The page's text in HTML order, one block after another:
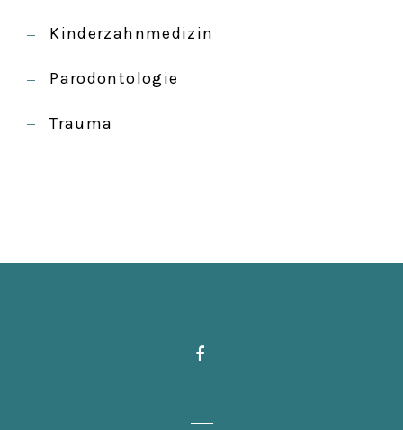
Kinderzahnmedizin
Parodontologie
Trauma